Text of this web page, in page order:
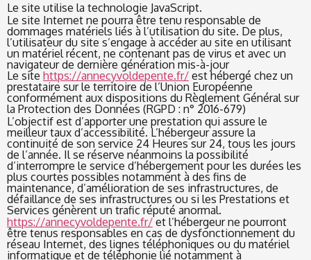
Le site utilise la technologie JavaScript.
Le site Internet ne pourra être tenu responsable de
dommages matériels liés à l’utilisation du site. De plus,
l’utilisateur du site s’engage à accéder au site en utilisant
un matériel récent, ne contenant pas de virus et avec un
navigateur de dernière génération mis-à-jour
Le site https://annecyvoldepente.fr/ est hébergé chez un
prestataire sur le territoire de l’Union Européenne
conformément aux dispositions du Règlement Général sur
la Protection des Données (RGPD : n° 2016-679)
L’objectif est d’apporter une prestation qui assure le
meilleur taux d’accessibilité. L’hébergeur assure la
continuité de son service 24 Heures sur 24, tous les jours
de l’année. Il se réserve néanmoins la possibilité
d’interrompre le service d’hébergement pour les durées les
plus courtes possibles notamment à des fins de
maintenance, d’amélioration de ses infrastructures, de
défaillance de ses infrastructures ou si les Prestations et
Services génèrent un trafic réputé anormal.
https://annecyvoldepente.fr/ et l’hébergeur ne pourront
être tenus responsables en cas de dysfonctionnement du
réseau Internet, des lignes téléphoniques ou du matériel
informatique et de téléphonie lié notamment à